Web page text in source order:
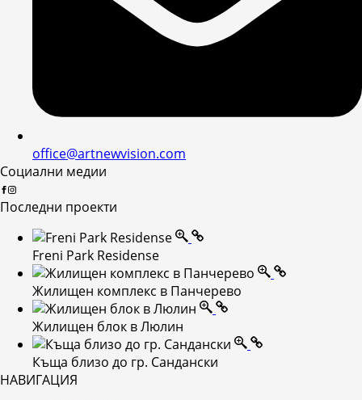
office@artnewvision.com
Социални медии
Последни проекти
Freni Park Residense
Жилищен комплекс в Панчерево
Жилищен блок в Люлин
Къща близо до гр. Сандански
НАВИГАЦИЯ